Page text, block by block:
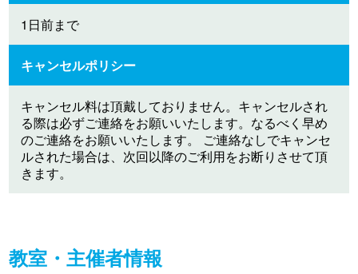
1日前まで
キャンセルポリシー
キャンセル料は頂戴しておりません。キャンセルされ
る際は必ずご連絡をお願いいたします。なるべく早め
のご連絡をお願いいたします。 ご連絡なしでキャンセ
ルされた場合は、次回以降のご利用をお断りさせて頂
きます。
教室・主催者情報